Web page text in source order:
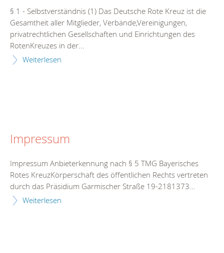
§ 1 - Selbstverständnis (1) Das Deutsche Rote Kreuz ist die
Gesamtheit aller Mitglieder, Verbände,Vereinigungen,
privatrechtlichen Gesellschaften und Einrichtungen des
RotenKreuzes in der...
Weiterlesen
Impressum
Impressum Anbieterkennung nach § 5 TMG Bayerisches
Rotes KreuzKörperschaft des öffentlichen Rechts vertreten
durch das Präsidium Garmischer Straße 19-2181373...
Weiterlesen